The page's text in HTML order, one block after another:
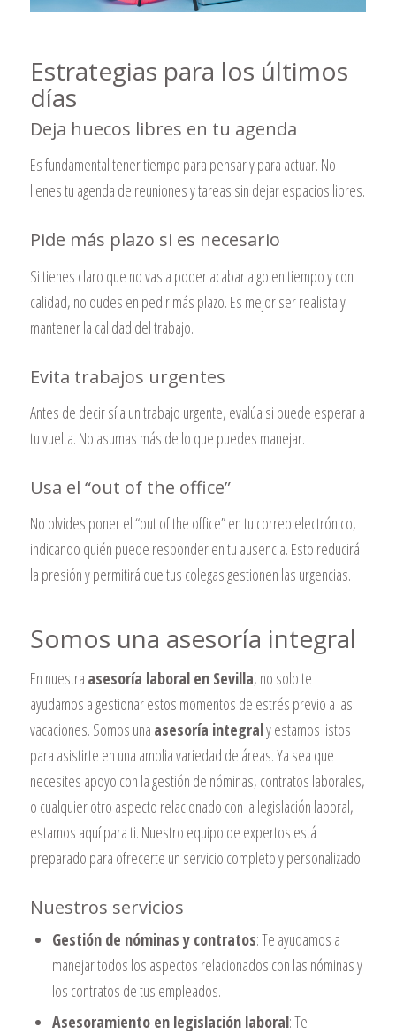
Estrategias para los últimos
días
Deja huecos libres en tu agenda
Es fundamental tener tiempo para pensar y para actuar. No
llenes tu agenda de reuniones y tareas sin dejar espacios libres.
Pide más plazo si es necesario
Si tienes claro que no vas a poder acabar algo en tiempo y con
calidad, no dudes en pedir más plazo. Es mejor ser realista y
mantener la calidad del trabajo.
Evita trabajos urgentes
Antes de decir sí a un trabajo urgente, evalúa si puede esperar a
tu vuelta. No asumas más de lo que puedes manejar.
Usa el “out of the office”
No olvides poner el “out of the office” en tu correo electrónico,
indicando quién puede responder en tu ausencia. Esto reducirá
la presión y permitirá que tus colegas gestionen las urgencias.
Somos una asesoría integral
En nuestra asesoría laboral en Sevilla, no solo te
ayudamos a gestionar estos momentos de estrés previo a las
vacaciones. Somos una asesoría integraly estamos listos
para asistirte en una amplia variedad de áreas. Ya sea que
necesites apoyo con la gestión de nóminas, contratos laborales,
o cualquier otro aspecto relacionado con la legislación laboral,
estamos aquí para ti. Nuestro equipo de expertos está
preparado para ofrecerte un servicio completo y personalizado.
Nuestros servicios
Gestión de nóminas y contratos: Te ayudamos a
manejar todos los aspectos relacionados con las nóminas y
los contratos de tus empleados.
Asesoramiento en legislación laboral: Te